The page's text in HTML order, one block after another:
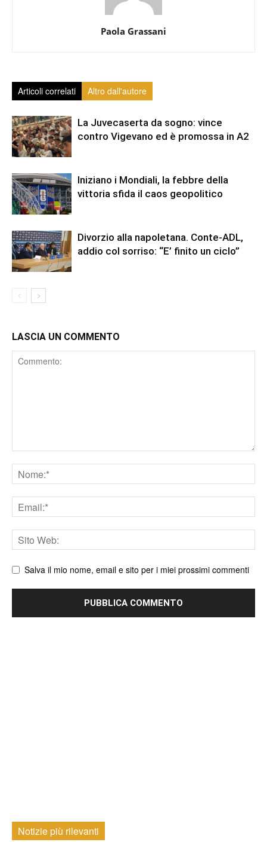
Paola Grassani
Articoli correlati Altro dall'autore
La Juvecaserta da sogno: vince
contro Vigevano ed è promossa in A2
Iniziano i Mondiali, la febbre della
vittoria sfida il caos geopolitico
Divorzio alla napoletana. Conte-ADL,
addio col sorriso: “E’ finito un ciclo”
LASCIA UN COMMENTO
Comment
Nome
Email
Sito
web
Salva il mio nome, email e sito per i miei prossimi commenti
Notizie più rilevanti